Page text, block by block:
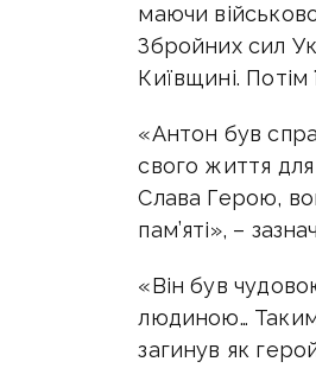
маючи
Збройних сил
Київщині. Потім
«Антон був
свого життя для
Слава Герою,
пам’яті», –
«Він був
людиною…
загинув як